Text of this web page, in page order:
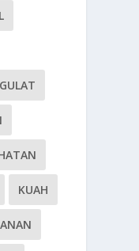
GULAT
KUAH